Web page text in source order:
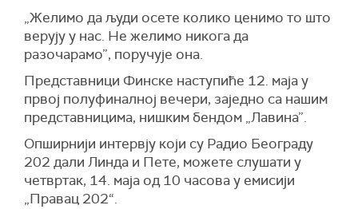
„Желимо да људи осете колико ценимо то што
верују у нас. Не желимо никога да
разочарамо”, поручује она.
Представници Финске наступиће 12. маја у
првој полуфиналној вечери, заједно са нашим
представницима, нишким бендом „Лавина”.
Опширнији интервју који су Радио Београду
202 дали Линда и Пете, можете слушати у
четвртак, 14. маја од 10 часова у емисији
„Правац 202“.